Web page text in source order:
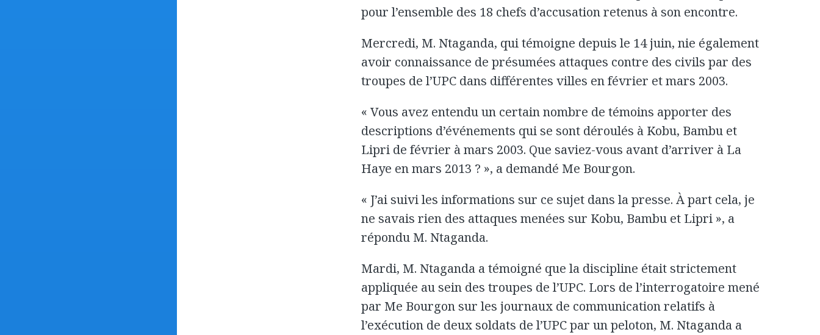
pour l’ensemble des 18 chefs d’accusation retenus à son encontre.
Mercredi, M. Ntaganda, qui témoigne depuis le 14 juin, nie également
avoir connaissance de présumées attaques contre des civils par des
troupes de l’UPC dans différentes villes en février et mars 2003.
« Vous avez entendu un certain nombre de témoins apporter des
descriptions d’événements qui se sont déroulés à Kobu, Bambu et
Lipri de février à mars 2003. Que saviez-vous avant d’arriver à La
Haye en mars 2013 ? », a demandé Me Bourgon.
« J’ai suivi les informations sur ce sujet dans la presse. À part cela, je
ne savais rien des attaques menées sur Kobu, Bambu et Lipri », a
répondu M. Ntaganda.
Mardi, M. Ntaganda a témoigné que la discipline était strictement
appliquée au sein des troupes de l’UPC. Lors de l’interrogatoire mené
par Me Bourgon sur les journaux de communication relatifs à
l’exécution de deux soldats de l’UPC par un peloton, M. Ntaganda a